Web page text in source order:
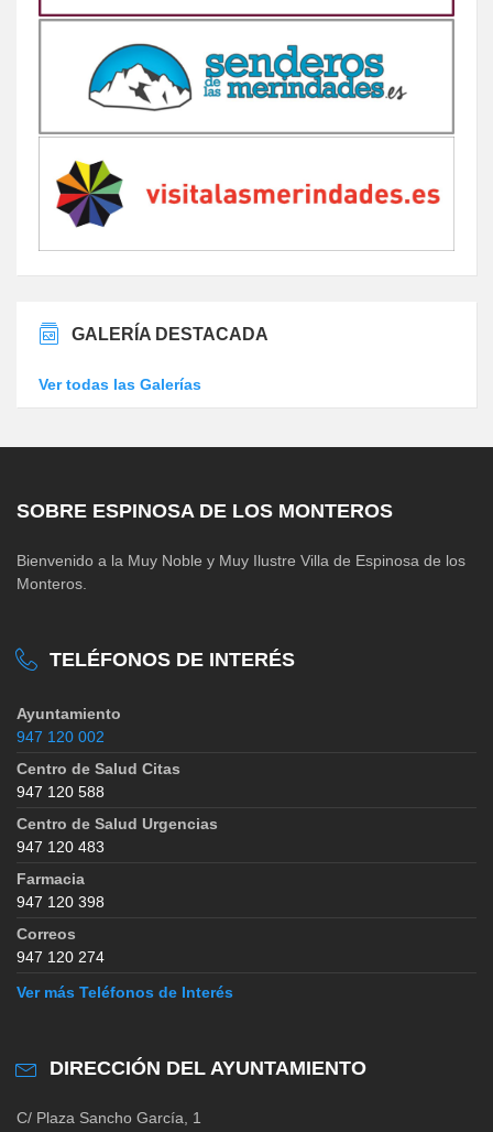
GALERÍA DESTACADA
Ver todas las Galerías
SOBRE ESPINOSA DE LOS MONTEROS
Bienvenido a la Muy Noble y Muy Ilustre Villa de Espinosa de los
Monteros.
TELÉFONOS DE INTERÉS
Ayuntamiento
947 120 002
Centro de Salud Citas
947 120 588
Centro de Salud Urgencias
947 120 483
Farmacia
947 120 398
Correos
947 120 274
Ver más Teléfonos de Interés
DIRECCIÓN DEL AYUNTAMIENTO
C/ Plaza Sancho García, 1